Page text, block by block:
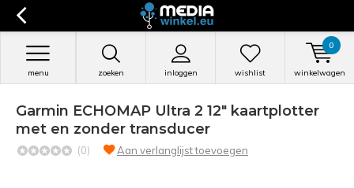
zoeken inloggen
menu wishlist winkelwagen
0
Garmin ECHOMAP Ultra 2 12" kaartplotter
met en zonder transducer
(0) Aan verlanglijst toevoegen